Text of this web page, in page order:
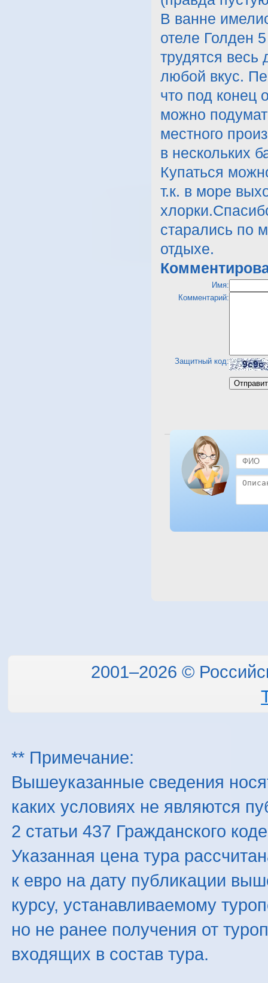
Имя:
Комментарий:
Защитный код:
Посмотреть отель
2001–2026 ©
** Примечание:
Вышеуказанные сведения
каких условиях не являются
2 статьи 437 Гражданского
Указанная цена тура
к евро на дату публикации
курсу, устанавливаемому
но не ранее получения от
входящих в состав тура.